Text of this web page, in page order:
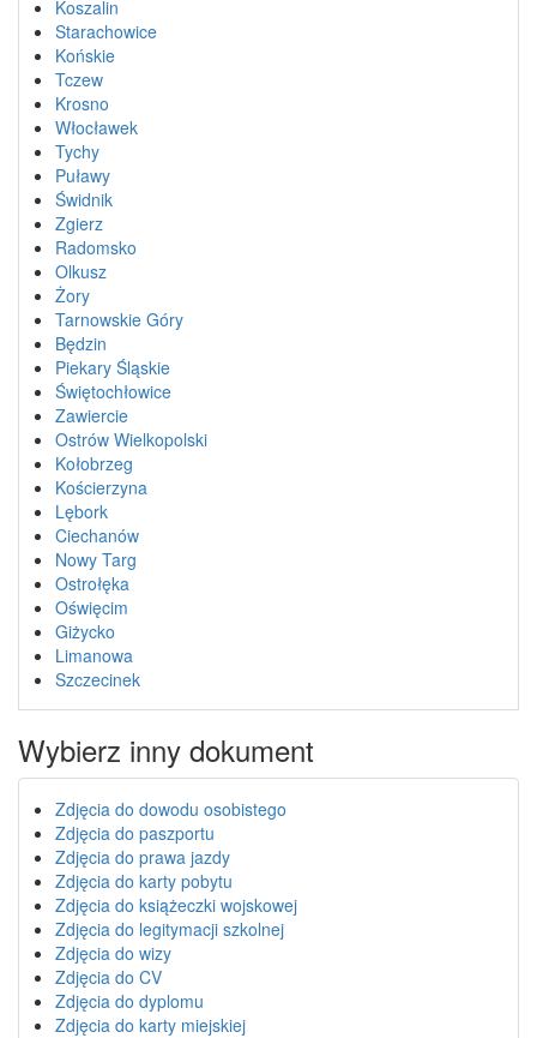
Koszalin
Starachowice
Końskie
Tczew
Krosno
Włocławek
Tychy
Puławy
Świdnik
Zgierz
Radomsko
Olkusz
Żory
Tarnowskie Góry
Będzin
Piekary Śląskie
Świętochłowice
Zawiercie
Ostrów Wielkopolski
Kołobrzeg
Kościerzyna
Lębork
Ciechanów
Nowy Targ
Ostrołęka
Oświęcim
Giżycko
Limanowa
Szczecinek
Wybierz inny dokument
Zdjęcia do dowodu osobistego
Zdjęcia do paszportu
Zdjęcia do prawa jazdy
Zdjęcia do karty pobytu
Zdjęcia do książeczki wojskowej
Zdjęcia do legitymacji szkolnej
Zdjęcia do wizy
Zdjęcia do CV
Zdjęcia do dyplomu
Zdjęcia do karty miejskiej